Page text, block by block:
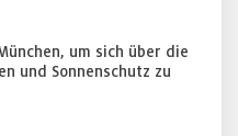
um sich über die
und Sonnenschutz zu